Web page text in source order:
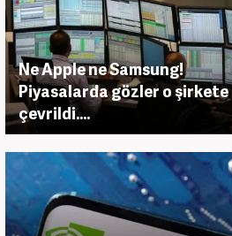
Ne Apple ne Samsung!
Piyasalarda gözler o şirkete
çevrildi....